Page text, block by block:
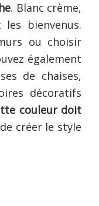
. Blanc crème,
bienvenus.
ou choisir
également
de chaises,
décoratifs
couleur doit
créer le style